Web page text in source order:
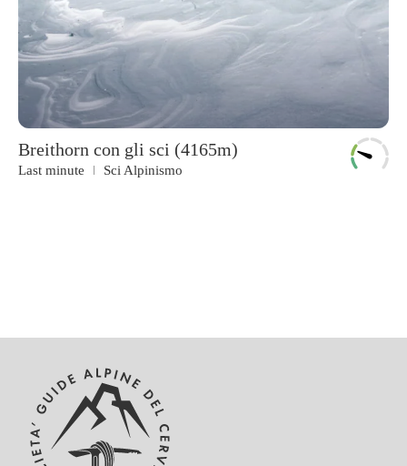
Breithorn con gli sci (4165m)
Last minute Sci Alpinismo